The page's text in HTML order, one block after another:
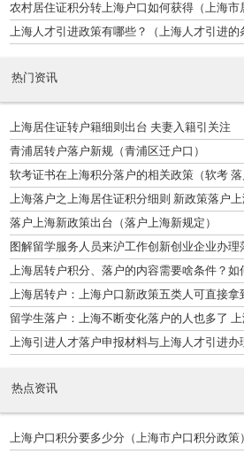
农村居住证积分转上海户口如何获得（上海市
上海人才引进政策有哪些？（上海人才引进的
热门资讯
上海居住证转户籍细则出台 夫妻入籍引关注
青浦居转户落户新规（青浦区迁户口）
软考证书在上海积分落户的相关政策（软考 落
上海落户之上海居住证积分细则 新政策落户
落户上海新政策出台（落户上海新规定）
图解留学服务人员来沪工作创新创业企业办
上海居转户积分、落户的内容需要啥条件？如
上海居转户：上海户口新政策五类人可直接拿
留学生落户：上海不断变化落户的人也多了
落户
上海引进人才落户申报材料与上海人才引进办
热点资讯
上海户口积分要多少分（上海市户口积分政策）